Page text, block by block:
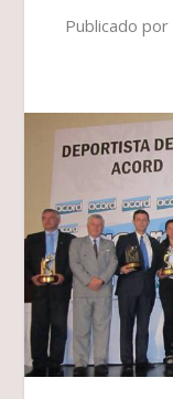
Publicado por